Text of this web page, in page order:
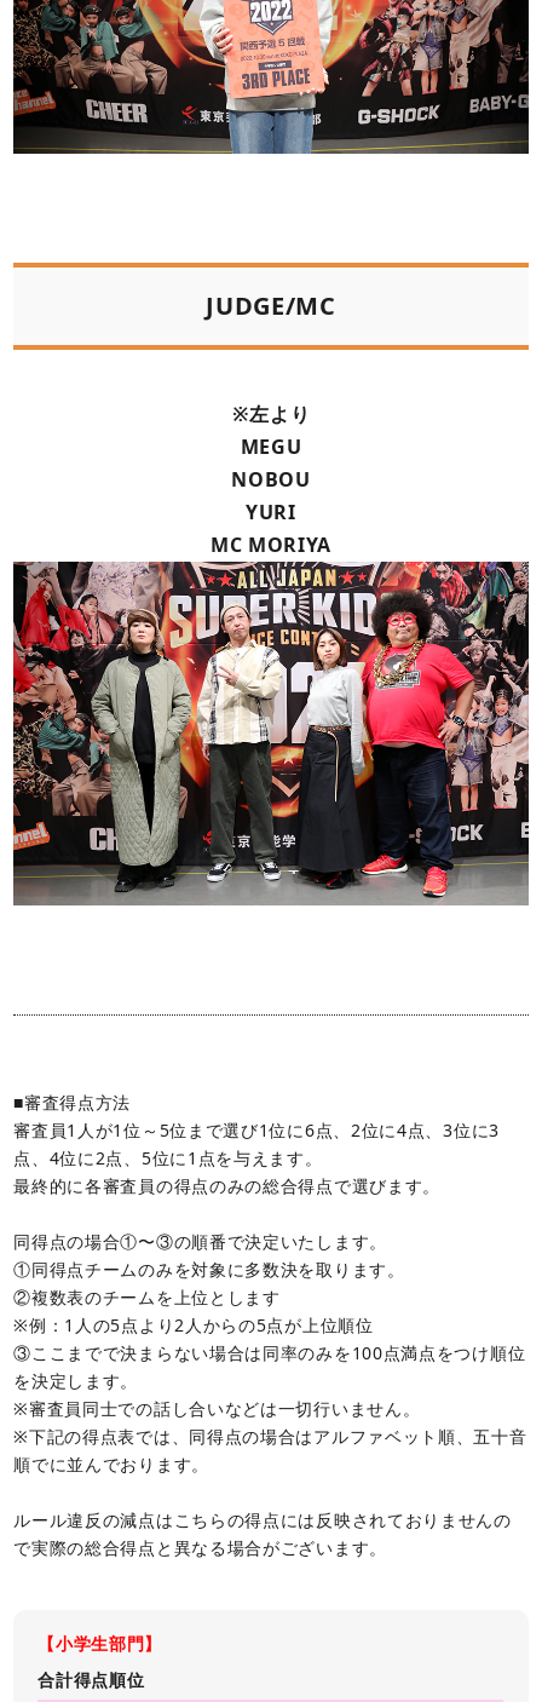
JUDGE/MC
※左より
MEGU
NOBOU
YURI
MC MORIYA
■審査得点方法
審査員1人が1位～5位まで選び1位に6点、2位に4点、3位に3
点、4位に2点、5位に1点を与えます。
最終的に各審査員の得点のみの総合得点で選びます。
同得点の場合①〜③の順番で決定いたします。
①同得点チームのみを対象に多数決を取ります。
②複数表のチームを上位とします
※例：1人の5点より2人からの5点が上位順位
③ここまでで決まらない場合は同率のみを100点満点をつけ順位
を決定します。
※審査員同士での話し合いなどは一切行いません。
※下記の得点表では、同得点の場合はアルファベット順、五十音
順でに並んでおります。
ルール違反の減点はこちらの得点には反映されておりませんの
で実際の総合得点と異なる場合がございます。
【小学生部門】
合計得点順位